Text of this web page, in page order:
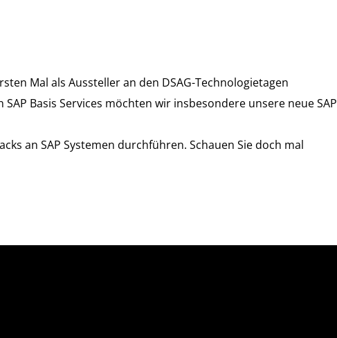
Mal als Aussteller an den DSAG-Technologietagen
Basis Services möchten wir insbesondere unsere neue SAP
an SAP Systemen durchführen. Schauen Sie doch mal